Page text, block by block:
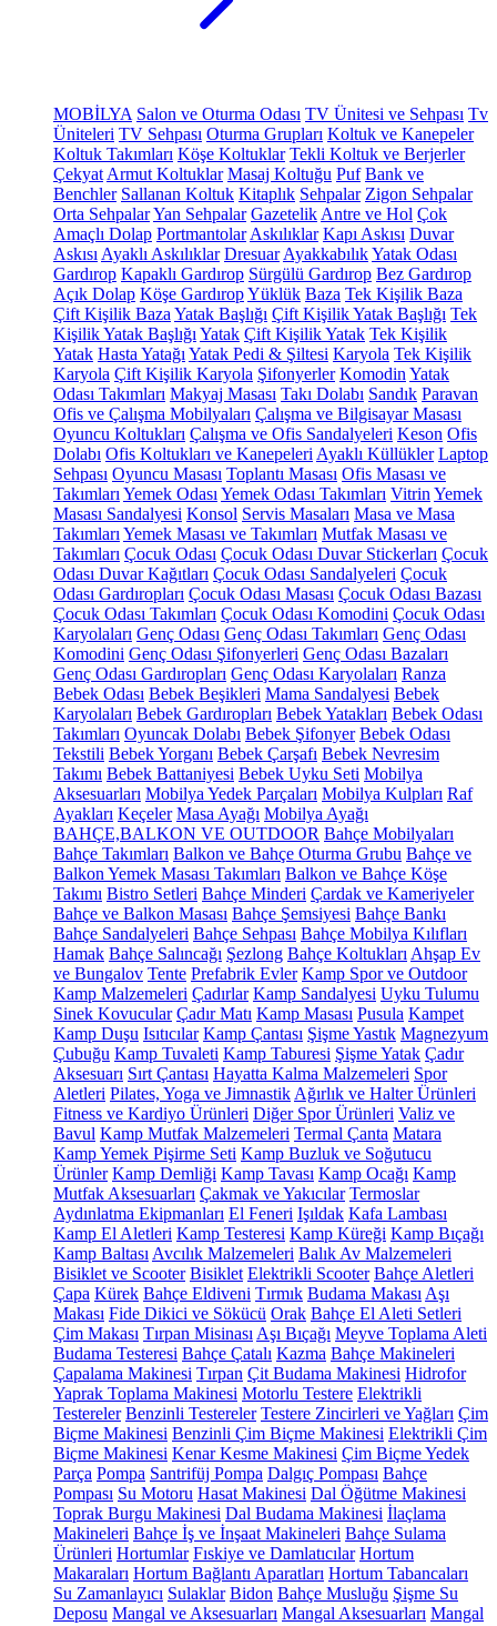
MOBİLYA Salon ve Oturma Odası TV Ünitesi ve Sehpası Tv
Üniteleri TV Sehpası Oturma Grupları Koltuk ve Kanepeler
Koltuk Takımları Köşe Koltuklar Tekli Koltuk ve Berjerler
Çekyat Armut Koltuklar Masaj Koltuğu Puf Bank ve
Benchler Sallanan Koltuk Kitaplık Sehpalar Zigon Sehpalar
Orta SehpalarYan Sehpalar Gazetelik Antre ve Hol Çok
Amaçlı Dolap Portmantolar Askılıklar Kapı Askısı Duvar
Askısı Ayaklı Askılıklar Dresuar AyakkabılıkYatak Odası
Gardırop Kapaklı Gardırop Sürgülü Gardırop Bez Gardırop
Açık Dolap Köşe GardıropYüklük Baza Tek Kişilik Baza
Çift Kişilik Baza Yatak Başlığı Çift Kişilik Yatak Başlığı Tek
Kişilik Yatak Başlığı Yatak Çift Kişilik Yatak Tek Kişilik
Yatak Hasta Yatağı Yatak Pedi & Şiltesi Karyola Tek Kişilik
Karyola Çift Kişilik Karyola Şifonyerler Komodin Yatak
Odası Takımları Makyaj Masası Takı Dolabı Sandık Paravan
Ofis ve Çalışma Mobilyaları Çalışma ve Bilgisayar Masası
Oyuncu Koltukları Çalışma ve Ofis Sandalyeleri Keson Ofis
Dolabı Ofis Koltukları ve Kanepeleri Ayaklı Küllükler Laptop
Sehpası Oyuncu Masası Toplantı Masası Ofis Masası ve
Takımları Yemek Odası Yemek Odası Takımları Vitrin Yemek
Masası Sandalyesi Konsol Servis Masaları Masa ve Masa
Takımları Yemek Masası ve Takımları Mutfak Masası ve
Takımları Çocuk Odası Çocuk Odası Duvar Stickerları Çocuk
Odası Duvar Kağıtları Çocuk Odası Sandalyeleri Çocuk
Odası Gardıropları Çocuk Odası Masası Çocuk Odası Bazası
Çocuk Odası Takımları Çocuk Odası Komodini Çocuk Odası
Karyolaları Genç Odası Genç Odası Takımları Genç Odası
Komodini Genç Odası Şifonyerleri Genç Odası Bazaları
Genç Odası Gardıropları Genç Odası Karyolaları Ranza
Bebek Odası Bebek Beşikleri Mama Sandalyesi Bebek
Karyolaları Bebek Gardıropları Bebek Yatakları Bebek Odası
Takımları Oyuncak Dolabı Bebek Şifonyer Bebek Odası
Tekstili Bebek Yorganı Bebek Çarşafı Bebek Nevresim
Takımı Bebek Battaniyesi Bebek Uyku Seti Mobilya
Aksesuarları Mobilya Yedek Parçaları Mobilya Kulpları Raf
Ayakları Keçeler Masa Ayağı Mobilya Ayağı
BAHÇE,BALKON VE OUTDOOR Bahçe Mobilyaları
Bahçe Takımları Balkon ve Bahçe Oturma Grubu Bahçe ve
Balkon Yemek Masası Takımları Balkon ve Bahçe Köşe
Takımı Bistro Setleri Bahçe Minderi Çardak ve Kameriyeler
Bahçe ve Balkon Masası Bahçe Şemsiyesi Bahçe Bankı
Bahçe Sandalyeleri Bahçe Sehpası Bahçe Mobilya Kılıfları
Hamak Bahçe Salıncağı Şezlong Bahçe Koltukları Ahşap Ev
ve Bungalov Tente Prefabrik Evler Kamp Spor ve Outdoor
Kamp Malzemeleri Çadırlar Kamp Sandalyesi Uyku Tulumu
Sinek Kovucular Çadır Matı Kamp Masası Pusula Kampet
Kamp Duşu Isıtıcılar Kamp Çantası Şişme Yastık Magnezyum
Çubuğu Kamp Tuvaleti Kamp Taburesi Şişme Yatak Çadır
Aksesuarı Sırt Çantası Hayatta Kalma Malzemeleri Spor
Aletleri Pilates, Yoga ve Jimnastik Ağırlık ve Halter Ürünleri
Fitness ve Kardiyo Ürünleri Diğer Spor Ürünleri Valiz ve
Bavul Kamp Mutfak Malzemeleri Termal Çanta Matara
Kamp Yemek Pişirme Seti Kamp Buzluk ve Soğutucu
Ürünler Kamp Demliği Kamp Tavası Kamp Ocağı Kamp
Mutfak Aksesuarları Çakmak ve Yakıcılar Termoslar
Aydınlatma Ekipmanları El Feneri Işıldak Kafa Lambası
Kamp El Aletleri Kamp Testeresi Kamp Küreği Kamp Bıçağı
Kamp Baltası Avcılık Malzemeleri Balık Av Malzemeleri
Bisiklet ve Scooter Bisiklet Elektrikli Scooter Bahçe Aletleri
Çapa Kürek Bahçe Eldiveni Tırmık Budama Makası Aşı
Makası Fide Dikici ve Sökücü Orak Bahçe El Aleti Setleri
Çim Makası Tırpan Misinası Aşı Bıçağı Meyve Toplama Aleti
Budama Testeresi Bahçe Çatalı Kazma Bahçe Makineleri
Çapalama Makinesi Tırpan Çit Budama Makinesi Hidrofor
Yaprak Toplama Makinesi Motorlu Testere Elektrikli
Testereler Benzinli Testereler Testere Zincirleri ve Yağları Çim
Biçme Makinesi Benzinli Çim Biçme Makinesi Elektrikli Çim
Biçme Makinesi Kenar Kesme Makinesi Çim Biçme Yedek
Parça Pompa Santrifüj Pompa Dalgıç Pompası Bahçe
Pompası Su Motoru Hasat Makinesi Dal Öğütme Makinesi
Toprak Burgu Makinesi Dal Budama Makinesi İlaçlama
Makineleri Bahçe İş ve İnşaat Makineleri Bahçe Sulama
Ürünleri Hortumlar Fıskiye ve Damlatıcılar Hortum
Makaraları Hortum Bağlantı Aparatları Hortum Tabancaları
Su Zamanlayıcı Sulaklar Bidon Bahçe Musluğu Şişme Su
Deposu Mangal ve Aksesuarları Mangal Aksesuarları Mangal